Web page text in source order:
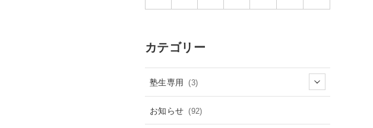
カテゴリー
塾生専用 (3)
お知らせ (92)